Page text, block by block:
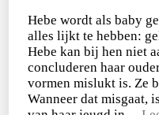
Hebe wordt als baby
alles lijkt te hebben:
Hebe kan bij hen niet
concluderen haar
vormen mislukt is. Ze
Wanneer dat misgaat,